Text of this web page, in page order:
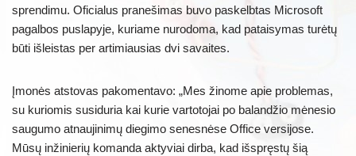
sprendimu. Oficialus pranešimas buvo paskelbtas Microsoft
pagalbos puslapyje, kuriame nurodoma, kad pataisymas turėtų
būti išleistas per artimiausias dvi savaites.
Įmonės atstovas pakomentavo: „Mes žinome apie problemas,
su kuriomis susiduria kai kurie vartotojai po balandžio mėnesio
saugumo atnaujinimų diegimo senesnėse Office versijose.
Mūsų inžinierių komanda aktyviai dirba, kad išspręstų šią